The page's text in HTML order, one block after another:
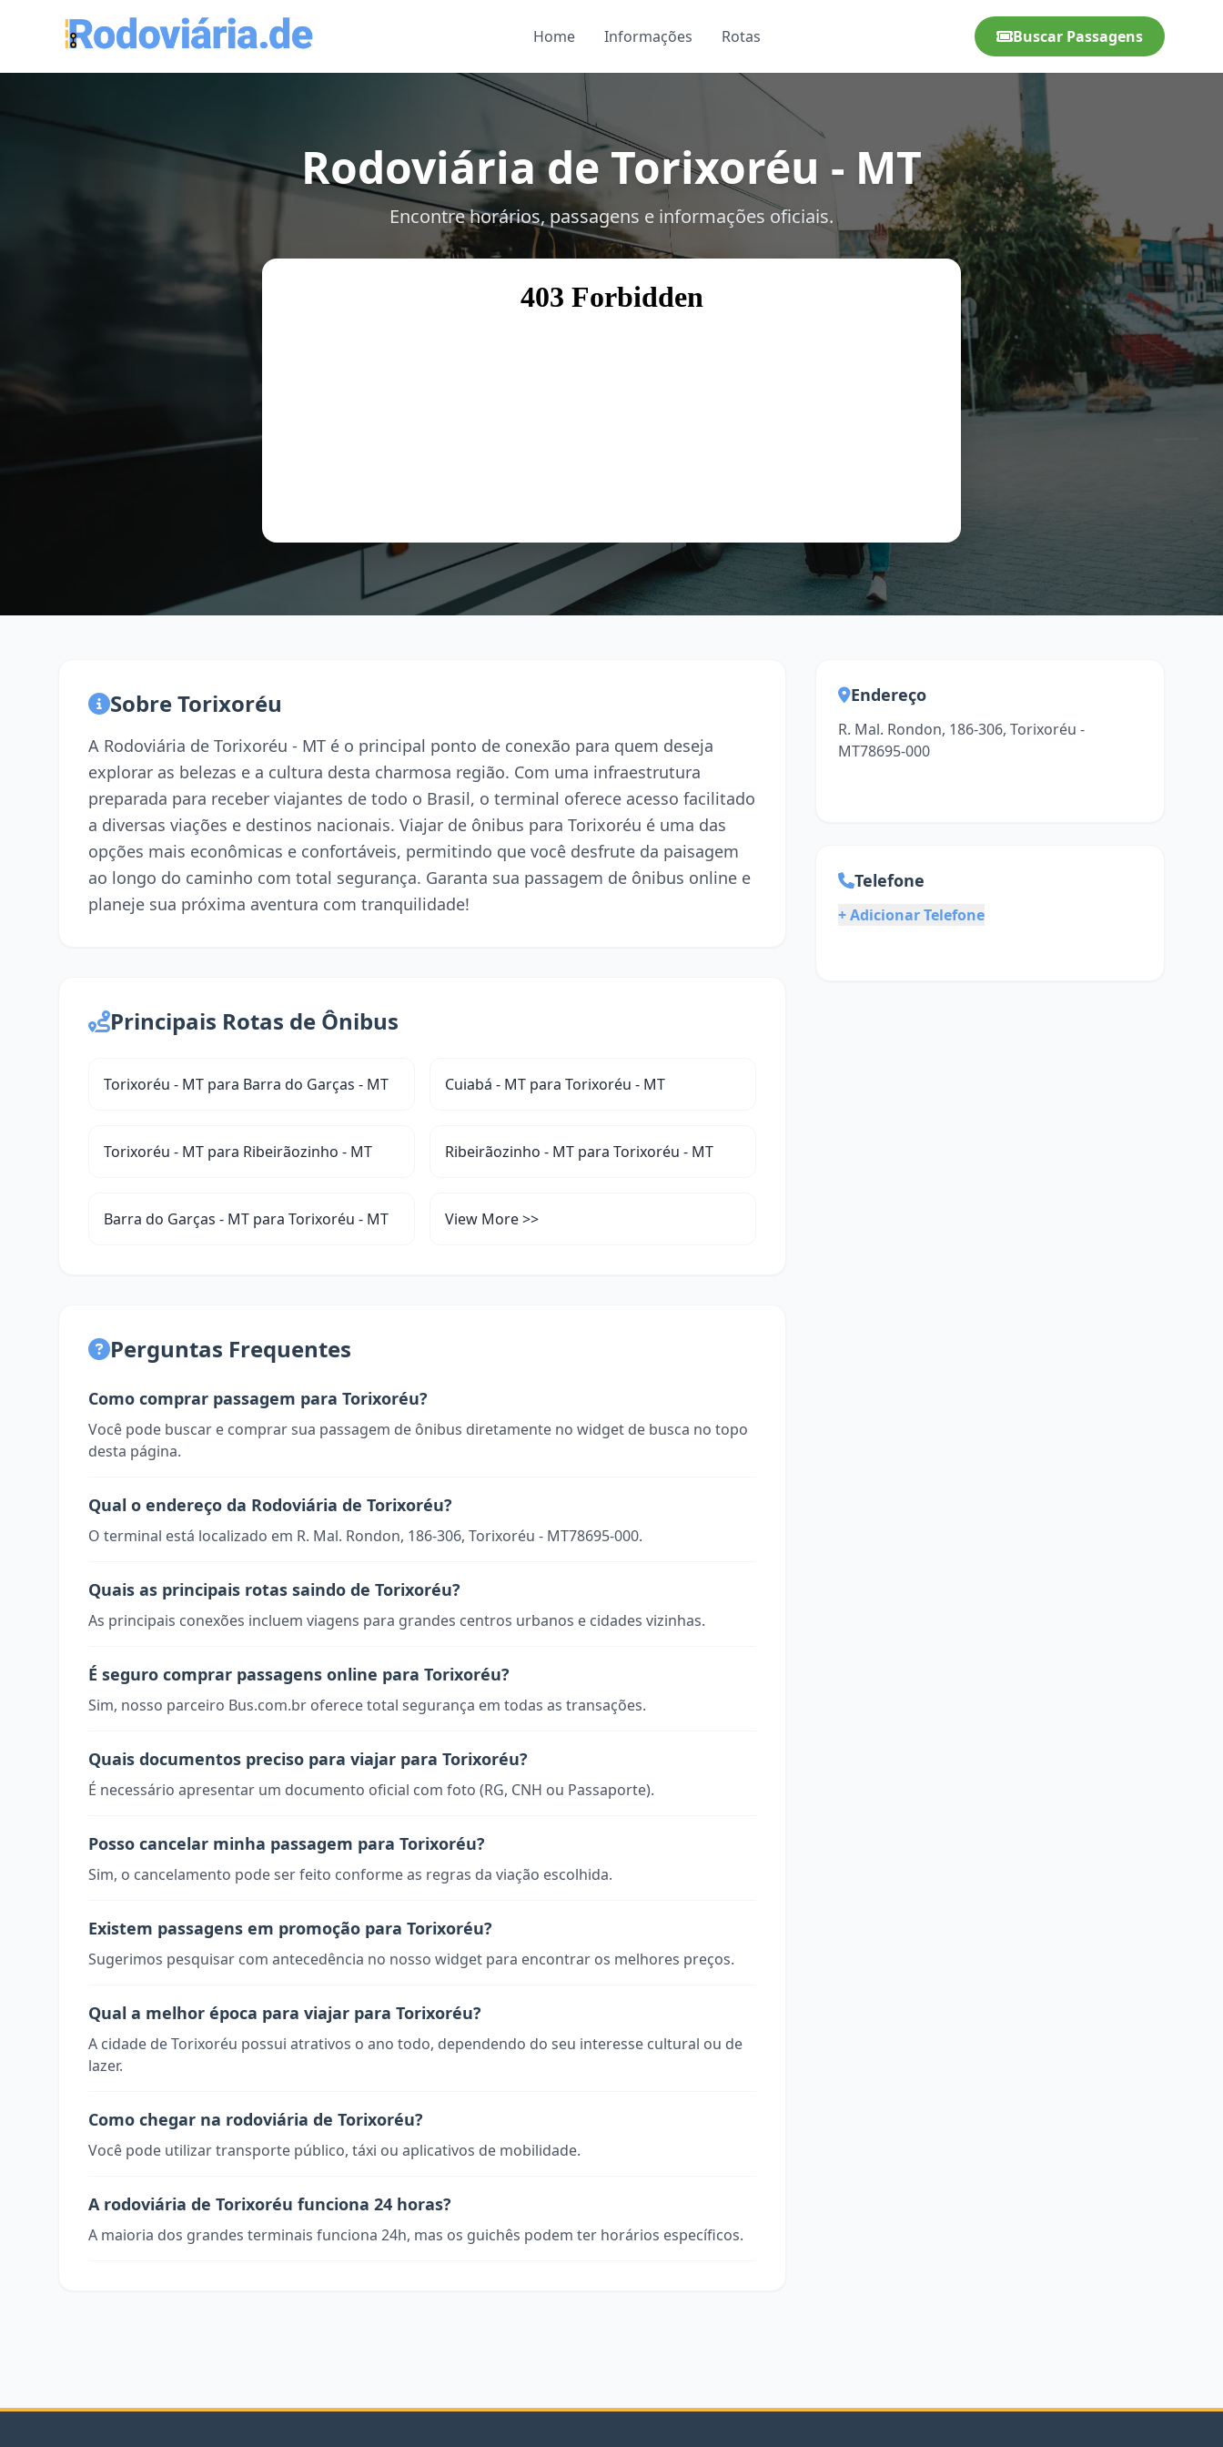
Home Informações Rotas Buscar Passagens
Rodoviária de Torixoréu - MT
Encontre horários, passagens e informações oficiais.
Sobre Torixoréu
A Rodoviária de Torixoréu - MT é o principal ponto de conexão para quem deseja
explorar as belezas e a cultura desta charmosa região. Com uma infraestrutura
preparada para receber viajantes de todo o Brasil, o terminal oferece acesso facilitado
a diversas viações e destinos nacionais. Viajar de ônibus para Torixoréu é uma das
opções mais econômicas e confortáveis, permitindo que você desfrute da paisagem
ao longo do caminho com total segurança. Garanta sua passagem de ônibus online e
planeje sua próxima aventura com tranquilidade!
Principais Rotas de Ônibus
Torixoréu - MT para Barra do Garças - MT Cuiabá - MT para Torixoréu - MT
Torixoréu - MT para Ribeirãozinho - MT Ribeirãozinho - MT para Torixoréu - MT
Barra do Garças - MT para Torixoréu - MT View More >>
Perguntas Frequentes
Como comprar passagem para Torixoréu?
Você pode buscar e comprar sua passagem de ônibus diretamente no widget de busca no topo
desta página.
Qual o endereço da Rodoviária de Torixoréu?
O terminal está localizado em R. Mal. Rondon, 186-306, Torixoréu - MT78695-000.
Quais as principais rotas saindo de Torixoréu?
As principais conexões incluem viagens para grandes centros urbanos e cidades vizinhas.
É seguro comprar passagens online para Torixoréu?
Sim, nosso parceiro Bus.com.br oferece total segurança em todas as transações.
Quais documentos preciso para viajar para Torixoréu?
É necessário apresentar um documento oficial com foto (RG, CNH ou Passaporte).
Posso cancelar minha passagem para Torixoréu?
Sim, o cancelamento pode ser feito conforme as regras da viação escolhida.
Existem passagens em promoção para Torixoréu?
Sugerimos pesquisar com antecedência no nosso widget para encontrar os melhores preços.
Qual a melhor época para viajar para Torixoréu?
A cidade de Torixoréu possui atrativos o ano todo, dependendo do seu interesse cultural ou de
lazer.
Como chegar na rodoviária de Torixoréu?
Você pode utilizar transporte público, táxi ou aplicativos de mobilidade.
A rodoviária de Torixoréu funciona 24 horas?
A maioria dos grandes terminais funciona 24h, mas os guichês podem ter horários específicos.
Endereço
R. Mal. Rondon, 186-306, Torixoréu -
MT78695-000
Telefone
+ Adicionar Telefone